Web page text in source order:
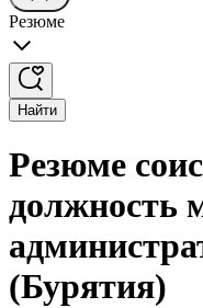
Резюме
Найти
Резюме
должность
(Бурятия)